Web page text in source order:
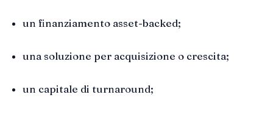
un finanziamento asset-backed;
una soluzione per acquisizione o crescita;
un capitale di turnaround;